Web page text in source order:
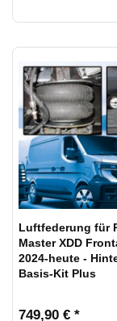
Luftfederung für
Master XDD
2024-heute -
Basis-Kit Plus
749,90 € *